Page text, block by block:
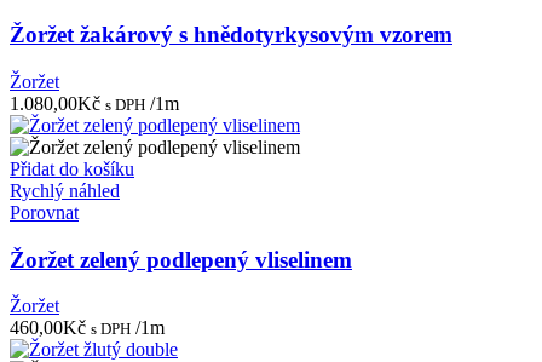
Žoržet žakárový s hnědotyrkysovým vzorem
Žoržet
1.080,00Kč s DPH /1m
Přidat do košíku
Rychlý náhled
Porovnat
Žoržet zelený podlepený vliselinem
Žoržet
460,00Kč s DPH /1m